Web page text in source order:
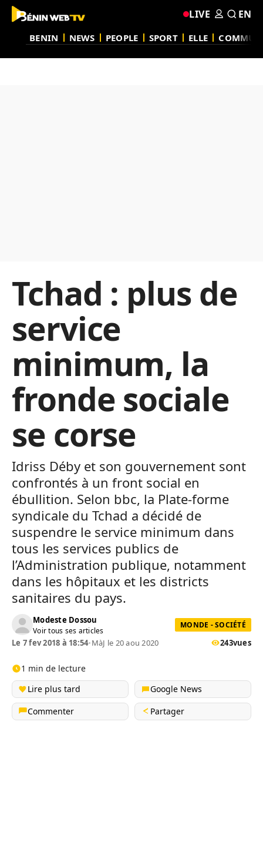
BENIN NEWS PEOPLE SPORT ELLE
LIVE EN
Tchad : plus de
service
minimum, la
fronde sociale
se corse
Idriss Déby et son gouvernement sont
confrontés à un front social en
ébullition. Selon bbc, la Plate-forme
syndicale du Tchad a décidé de
suspendre le service minimum dans
tous les services publics de
l’Administration publique, notamment
dans les hôpitaux et les districts
sanitaires du pays.
Modeste Dossou
Voir tous ses articles
MONDE - SOCIÉTÉ
Le 7 fev 2018 à 18:54•MàJ le 20 aou 2020 243vues
1 min de lecture
Lire plus tard
Google News
Commenter
Partager